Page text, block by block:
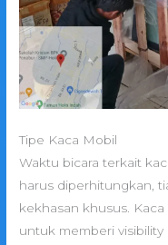
Tipe Kaca Mobil
Waktu bicara terkait
harus diperhitungkan,
kekhasan khusus.
untuk memberi